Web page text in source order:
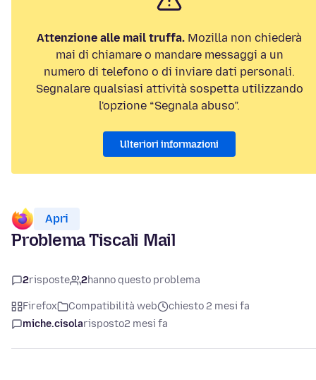
Attenzione alle mail truffa. Mozilla non chiederà
mai di chiamare o mandare messaggi a un
numero di telefono o di inviare dati personali.
Segnalare qualsiasi attività sospetta utilizzando
l'opzione “Segnala abuso”.
Ulteriori informazioni
Apri
Problema Tiscali Mail
2risposte 2hanno questo problema
Firefox Compatibilità web
chiesto 2 mesi fa
miche.cisolarisposto2 mesi fa